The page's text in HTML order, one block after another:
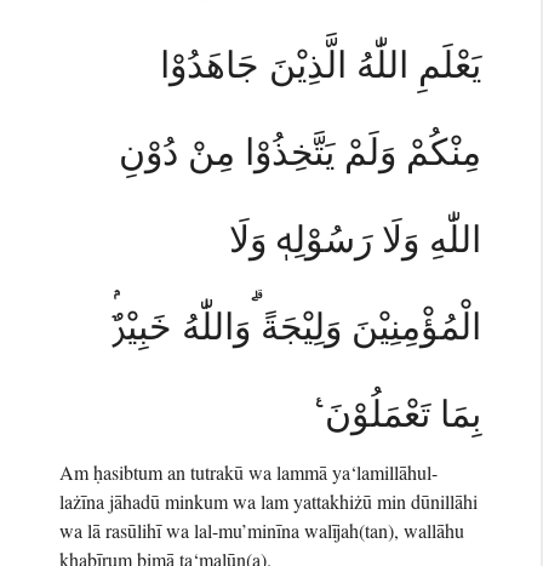
يَعْلَمِ اللّٰهُ الَّذِيْنَ جَاهَدُوْا
مِنْكُمْ وَلَمْ يَتَّخِذُوْا مِنْ دُوْنِ
اللّٰهِ وَلَا رَسُوْلِهٖ وَلَا
الْمُؤْمِنِيْنَ وَلِيْجَةً ۗوَاللّٰهُ خَبِيْرٌۢ
بِمَا تَعْمَلُوْنَ ࣖ
Am ḥasibtum an tutrakū wa lammā ya‘lamillāhul-
lażīna jāhadū minkum wa lam yattakhiżū min dūnillāhi
wa lā rasūlihī wa lal-mu’minīna walījah(tan), wallāhu
khabīrum bimā ta‘malūn(a).